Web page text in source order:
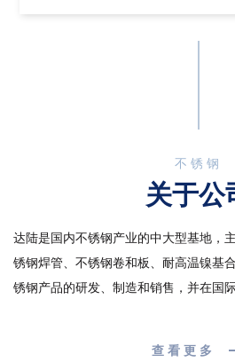
不锈钢
关于公
达陆是国内不锈钢产业的中大型基地，
锈钢焊管、不锈钢卷和板、耐高温镍基
锈钢产品的研发、制造和销售，并在国
查看更多